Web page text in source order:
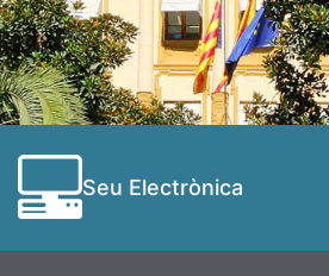
Seu Electrònica